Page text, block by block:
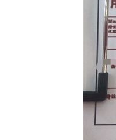
靠2根
一軍不
台灣彩
LIVE三
三立